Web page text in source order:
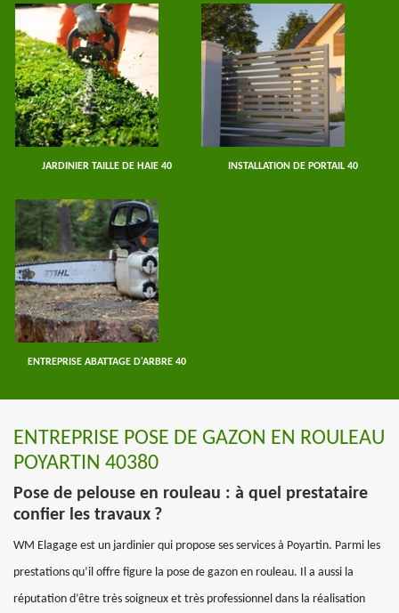
JARDINIER TAILLE DE HAIE 40 INSTALLATION DE PORTAIL 40
ENTREPRISE ABATTAGE D'ARBRE 40
ENTREPRISE POSE DE GAZON EN ROULEAU
POYARTIN 40380
Pose de pelouse en rouleau : à quel prestataire
confier les travaux ?
WM Elagage est un jardinier qui propose ses services à Poyartin. Parmi les
prestations qu’il offre figure la pose de gazon en rouleau. Il a aussi la
réputation d’être très soigneux et très professionnel dans la réalisation